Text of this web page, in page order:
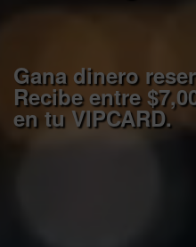
Gana dinero
Recibe entre
en tu VIPCARD.